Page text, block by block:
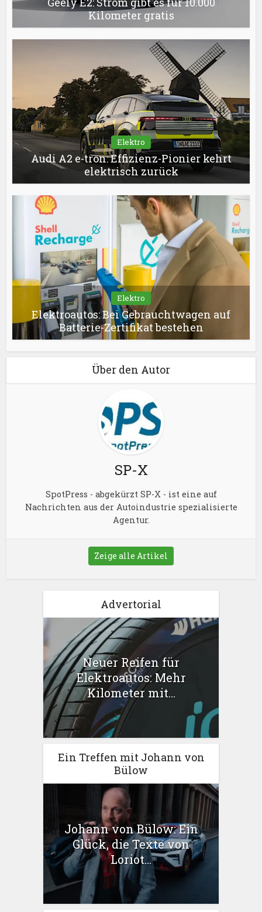
Kilometer gratis
Elektro
Audi A2 e-tron: Effizienz-Pionier kehrt
elektrisch zurück
Elektro
Elektroautos: Bei Gebrauchtwagen auf
Batterie-Zertifikat bestehen
Über den Autor
SP-X
SpotPress - abgekürzt SP-X - ist eine auf
Nachrichten aus der Autoindustrie spezialisierte
Agentur.
Zeige alle Artikel
Advertorial
Neuer Reifen für
Elektroautos: Mehr
Kilometer mit...
Ein Treffen mit Johann von
Bülow
Johann von Bülow: Ein
Glück, die Texte von
Loriot...